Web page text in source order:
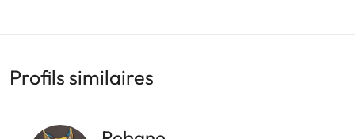
Profils similaires